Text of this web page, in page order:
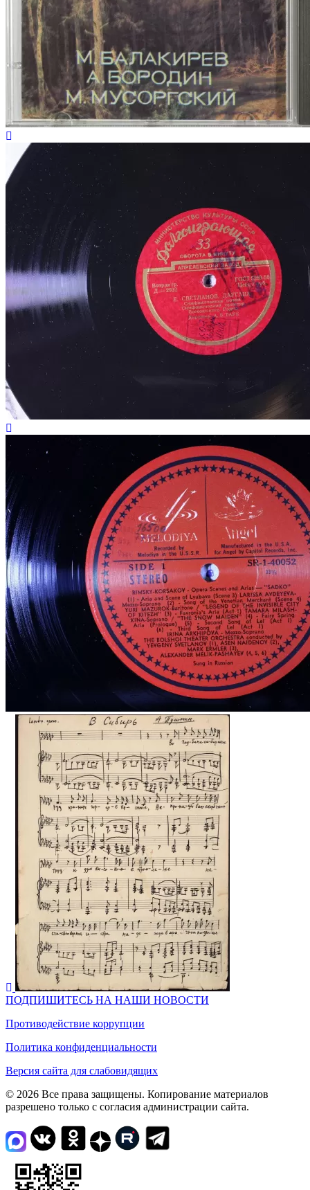
ПОДПИШИТЕСЬ НА НАШИ НОВОСТИ
Противодействие коррупции
Политика конфиденциальности
Версия сайта для слабовидящих
© 2026 Все права защищены. Копирование материалов
разрешено только с согласия администрации сайта.